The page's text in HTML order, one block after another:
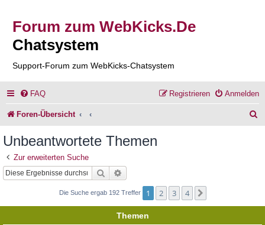
Forum zum WebKicks.De
Chatsystem
Support-Forum zum WebKicks-Chatsystem
FAQ Anmelden
Registrieren
Foren-Übersicht
Unbeantwortete Themen
Zur erweiterten Suche
Suche
Die Suche ergab 192 Treffer 1 2 3 4
Themen